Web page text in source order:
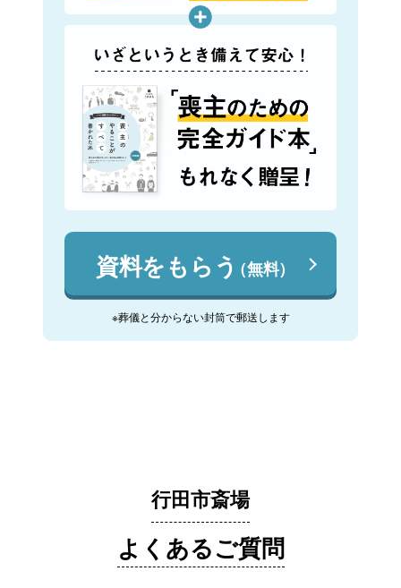
資料をもらう（無料）
※葬儀と分からない封筒で郵送します
行田市斎場
よくあるご質問